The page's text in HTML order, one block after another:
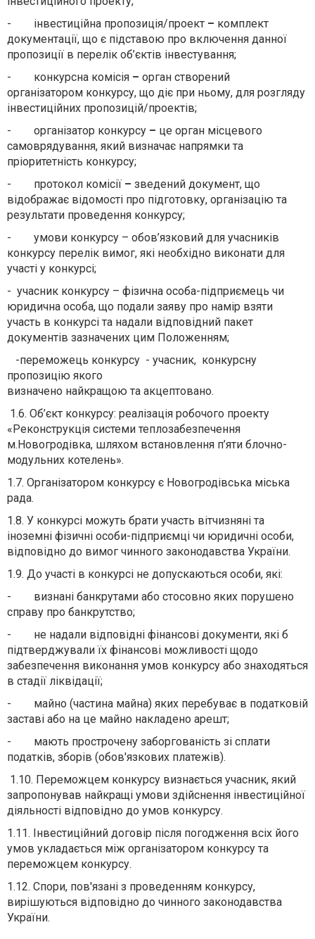
- інвестиційна пропозиція/проект – комплект
документації, що є підставою про включення данної
пропозиції в перелік об’єктів інвестування;
- конкурсна комісія – орган створений
організатором конкурсу, що діє при ньому, для розгляду
інвестиційних пропозицій/проектів;
- організатор конкурсу – це орган місцевого
самоврядування, який визначає напрямки та
пріоритетність конкурсу;
- протокол комісії – зведений документ, що
відображає відомості про підготовку, організацію та
результати проведення конкурсу;
- умови конкурсу – обов’язковий для учасників
конкурсу перелік вимог, які необхідно виконати для
участі у конкурсі;
- учасник конкурсу – фізична особа-підприємець чи
юридична особа, що подали заяву про намір взяти
участь в конкурсі та надали відповідний пакет
документів зазначених цим Положенням;
-переможець конкурсу - учасник, конкурсну
пропозицію якого
визначено найкращою та акцептовано.
1.6. Об’єкт конкурсу: реалізація робочого проекту
«Реконструкція системи теплозабезпечення
м.Новогродівка, шляхом встановлення п’яти блочно-
модульних котелень».
1.7. Організатором конкурсу є Новогродівська міська
рада.
1.8. У конкурсі можуть брати участь вітчизняні та
іноземні фізичні особи-підприємці чи юридичні особи,
відповідно до вимог чинного законодавства України.
1.9. До участі в конкурсі не допускаються особи, які:
- визнані банкрутами або стосовно яких порушено
справу про банкрутство;
- не надали відповідні фінансові документи, які б
підтверджували їх фінансові можливості щодо
забезпечення виконання умов конкурсу або знаходяться
в стадії ліквідації;
- майно (частина майна) яких перебуває в податковій
заставі або на це майно накладено арешт;
- мають прострочену заборгованість зі сплати
податків, зборів (обов'язкових платежів).
1.10. Переможцем конкурсу визнається учасник, який
запропонував найкращі умови здійснення інвестиційної
діяльності відповідно до умов конкурсу.
1.11. Інвестиційний договір після погодження всіх його
умов укладається між організатором конкурсу та
переможцем конкурсу.
1.12. Спори, пов'язані з проведенням конкурсу,
вирішуються відповідно до чинного законодавства
України.